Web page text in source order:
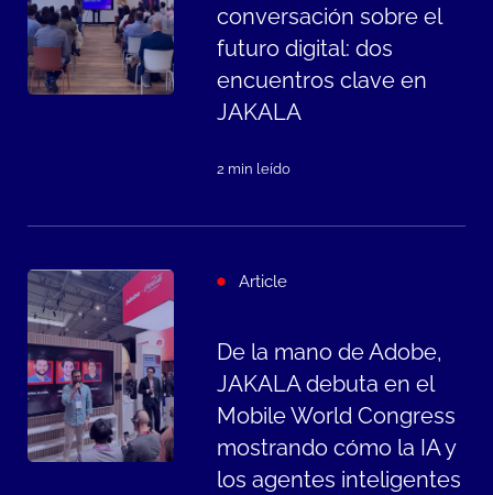
conversación sobre el
futuro digital: dos
encuentros clave en
JAKALA
2 min leído
Article
De la mano de Adobe,
JAKALA debuta en el
Mobile World Congress
mostrando cómo la IA y
los agentes inteligentes